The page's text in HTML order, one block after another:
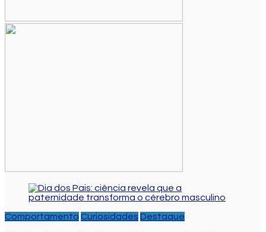
Comportamento Curiosidades Destaque